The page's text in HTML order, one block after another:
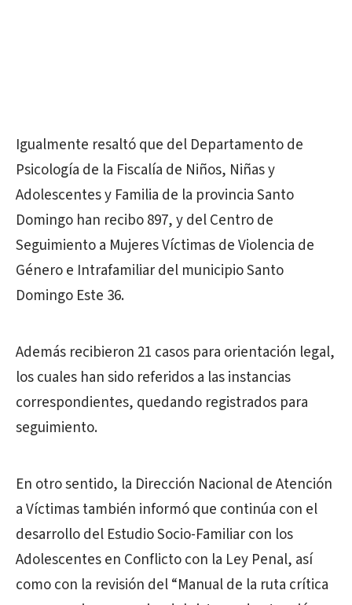
Igualmente resaltó que del Departamento de
Psicología de la Fiscalía de Niños, Niñas y
Adolescentes y Familia de la provincia Santo
Domingo han recibo 897, y del Centro de
Seguimiento a Mujeres Víctimas de Violencia de
Género e Intrafamiliar del municipio Santo
Domingo Este 36.
Además recibieron 21 casos para orientación legal,
los cuales han sido referidos a las instancias
correspondientes, quedando registrados para
seguimiento.
En otro sentido, la Dirección Nacional de Atención
a Víctimas también informó que continúa con el
desarrollo del Estudio Socio-Familiar con los
Adolescentes en Conflicto con la Ley Penal, así
como con la revisión del “Manual de la ruta crítica